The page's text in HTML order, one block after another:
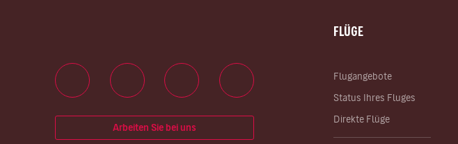
FLÜGE
Flugangebote
Status Ihres Fluges
Direkte Flüge
Arbeiten Sie bei uns